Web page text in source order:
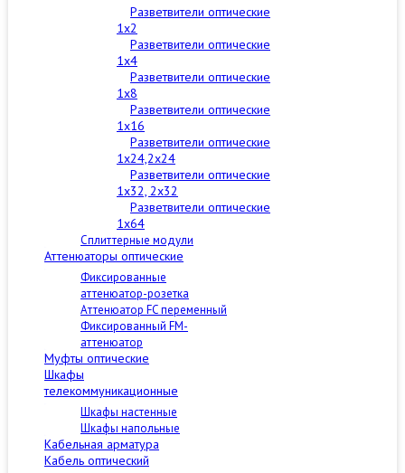
Разветвители оптические
1x2
Разветвители оптические
1x4
Разветвители оптические
1x8
Разветвители оптические
1x16
Разветвители оптические
1x24,2x24
Разветвители оптические
1x32, 2x32
Разветвители оптические
1x64
Сплиттерные модули
Аттенюаторы оптические
Фиксированные
аттенюатор-розетка
Аттенюатор FC переменный
Фиксированный FM-
аттенюатор
Муфты оптические
Шкафы
телекоммуникационные
Шкафы настенные
Шкафы напольные
Кабельная арматура
Кабель оптический